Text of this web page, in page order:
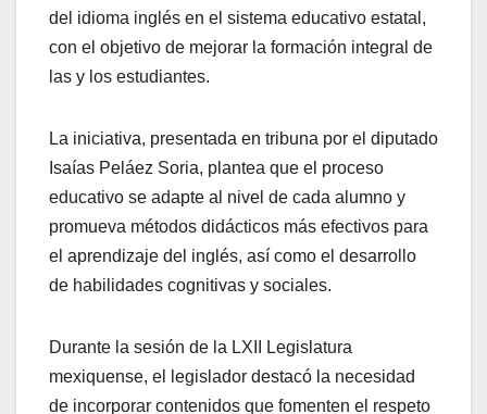
del idioma inglés en el sistema educativo estatal,
con el objetivo de mejorar la formación integral de
las y los estudiantes.
La iniciativa, presentada en tribuna por el diputado
Isaías Peláez Soria, plantea que el proceso
educativo se adapte al nivel de cada alumno y
promueva métodos didácticos más efectivos para
el aprendizaje del inglés, así como el desarrollo
de habilidades cognitivas y sociales.
Durante la sesión de la LXII Legislatura
mexiquense, el legislador destacó la necesidad
de incorporar contenidos que fomenten el respeto